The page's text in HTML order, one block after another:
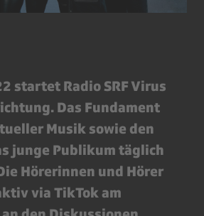
startet Radio SRF Virus
Das Fundament
Musik sowie den
junge Publikum täglich
Hörerinnen und Hörer
via TikTok am